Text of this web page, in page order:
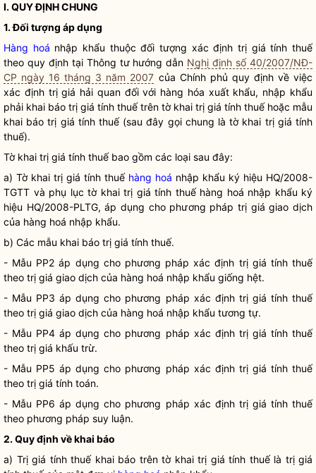
I. QUY ĐỊNH CHUNG
1. Đối tượng áp dụng
Hàng hoá nhập khẩu thuộc đối tượng xác định trị giá tính thuế
theo quy định tại Thông tư hướng dẫn Nghị định số 40/2007/NĐ-
CP ngày 16 tháng 3 năm 2007 của Chính phủ quy định về việc
xác định trị giá hải quan đối với hàng hóa xuất khẩu, nhập khẩu
phải khai báo trị giá tính thuế trên tờ khai trị giá tính thuế hoặc mẫu
khai báo trị giá tính thuế (sau đây gọi chung là tờ khai trị giá tính
thuế).
Tờ khai trị giá tính thuế bao gồm các loại sau đây:
a) Tờ khai trị giá tính thuế hàng hoá nhập khẩu ký hiệu HQ/2008-
TGTT và phụ lục tờ khai trị giá tính thuế hàng hoá nhập khẩu ký
hiệu HQ/2008-PLTG, áp dụng cho phương pháp trị giá giao dịch
của hàng hoá nhập khẩu.
b) Các mẫu khai báo trị giá tính thuế.
- Mẫu PP2 áp dụng cho phương pháp xác định trị giá tính thuế
theo trị giá giao dịch của hàng hoá nhập khẩu giống hệt.
- Mẫu PP3 áp dụng cho phương pháp xác định trị giá tính thuế
theo trị giá giao dịch của hàng hoá nhập khẩu tương tự.
- Mẫu PP4 áp dụng cho phương pháp xác định trị giá tính thuế
theo trị giá khấu trừ.
- Mẫu PP5 áp dụng cho phương pháp xác định trị giá tính thuế
theo trị giá tính toán.
- Mẫu PP6 áp dụng cho phương pháp xác định trị giá tính thuế
theo phương pháp suy luận.
2. Quy định về khai báo
a) Trị giá tính thuế khai báo trên tờ khai trị giá tính thuế là trị giá